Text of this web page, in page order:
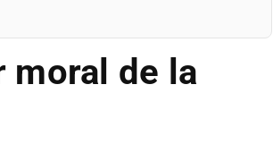
moral de la